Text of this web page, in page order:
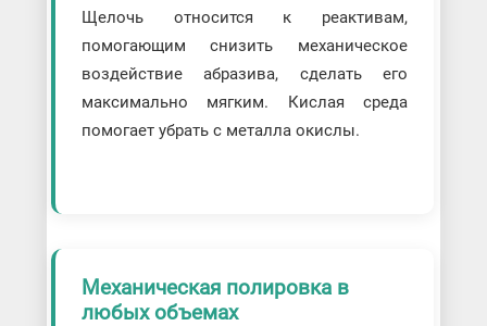
Щелочь относится к реактивам,
помогающим снизить механическое
воздействие абразива, сделать его
максимально мягким. Кислая среда
помогает убрать с металла окислы.
Механическая полировка в
любых объемах